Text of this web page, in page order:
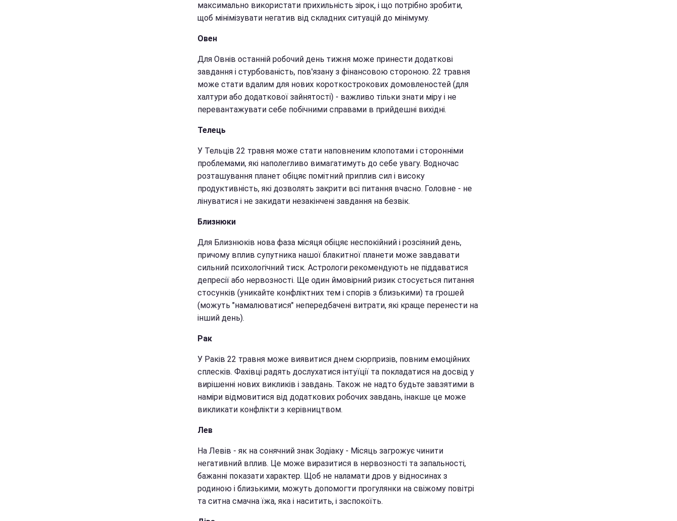
максимально використати прихильність зірок, і що потрібно зробити,
щоб мінімізувати негатив від складних ситуацій до мінімуму.
Овен
Для Овнів останній робочий день тижня може принести додаткові
завдання і стурбованість, пов'язану з фінансовою стороною. 22 травня
може стати вдалим для нових короткострокових домовленостей (для
халтури або додаткової зайнятості) - важливо тільки знати міру і не
перевантажувати себе побічними справами в прийдешні вихідні.
Телець
У Тельців 22 травня може стати наповненим клопотами і сторонніми
проблемами, які наполегливо вимагатимуть до себе увагу. Водночас
розташування планет обіцяє помітний приплив сил і високу
продуктивність, які дозволять закрити всі питання вчасно. Головне - не
лінуватися і не закидати незакінчені завдання на безвік.
Близнюки
Для Близнюків нова фаза місяця обіцяє неспокійний і розсіяний день,
причому вплив супутника нашої блакитної планети може завдавати
сильний психологічний тиск. Астрологи рекомендують не піддаватися
депресії або нервозності. Ще один ймовірний ризик стосується питання
стосунків (уникайте конфліктних тем і спорів з близькими) та грошей
(можуть "намалюватися" непередбачені витрати, які краще перенести на
інший день).
Рак
У Раків 22 травня може виявитися днем сюрпризів, повним емоційних
сплесків. Фахівці радять дослухатися інтуїції та покладатися на досвід у
вирішенні нових викликів і завдань. Також не надто будьте завзятими в
наміри відмовитися від додаткових робочих завдань, інакше це може
викликати конфлікти з керівництвом.
Лев
На Левів - як на сонячний знак Зодіаку - Місяць загрожує чинити
негативний вплив. Це може виразитися в нервозності та запальності,
бажанні показати характер. Щоб не наламати дров у відносинах з
родиною і близькими, можуть допомогти прогулянки на свіжому повітрі
та ситна смачна їжа, яка і наситить, і заспокоїть.